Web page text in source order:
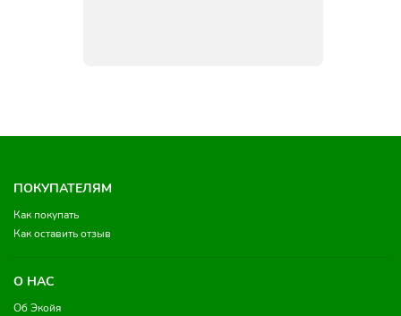
ПОКУПАТЕЛЯМ
Как покупать
Как оставить отзыв
О НАС
Об Экойя